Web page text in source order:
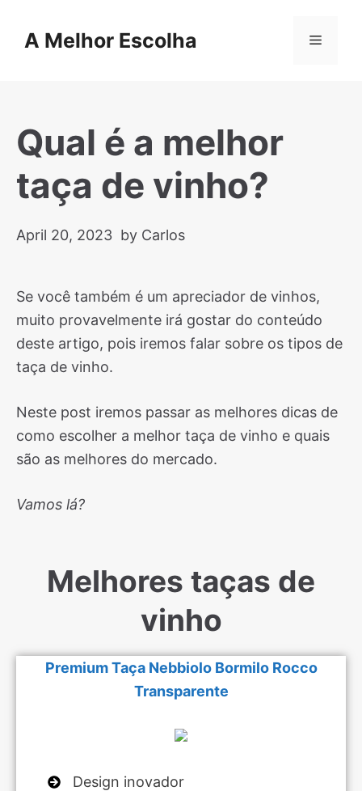
A Melhor Escolha Menu
Qual é a melhor
taça de vinho?
April 20, 2023 by Carlos
Se você também é um apreciador de vinhos,
muito provavelmente irá gostar do conteúdo
deste artigo, pois iremos falar sobre os tipos de
taça de vinho.
Neste post iremos passar as melhores dicas de
como escolher a melhor taça de vinho e quais
são as melhores do mercado.
Vamos lá?
Melhores taças de
vinho
Premium Taça Nebbiolo Bormilo Rocco
Transparente
Design inovador